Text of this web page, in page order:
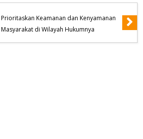
Prioritaskan Keamanan dan Kenyamanan
Masyarakat di Wilayah Hukumnya